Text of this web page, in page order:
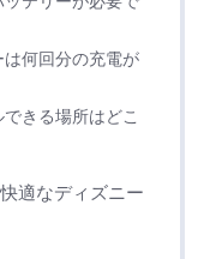
何回分の充電が
きる場所はどこ
適なディズニー